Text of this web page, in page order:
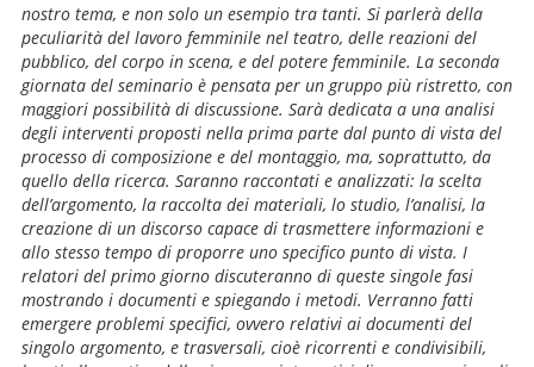
nostro tema, e non solo un esempio tra tanti. Si parlerà della
peculiarità del lavoro femminile nel teatro, delle reazioni del
pubblico, del corpo in scena, e del potere femminile. La seconda
giornata del seminario è pensata per un gruppo più ristretto, con
maggiori possibilità di discussione. Sarà dedicata a una analisi
degli interventi proposti nella prima parte dal punto di vista del
processo di composizione e del montaggio, ma, soprattutto, da
quello della ricerca. Saranno raccontati e analizzati: la scelta
dell’argomento, la raccolta dei materiali, lo studio, l’analisi, la
creazione di un discorso capace di trasmettere informazioni e
allo stesso tempo di proporre uno specifico punto di vista. I
relatori del primo giorno discuteranno di queste singole fasi
mostrando i documenti e spiegando i metodi. Verranno fatti
emergere problemi specifici, ovvero relativi ai documenti del
singolo argomento, e trasversali, cioè ricorrenti e condivisibili,